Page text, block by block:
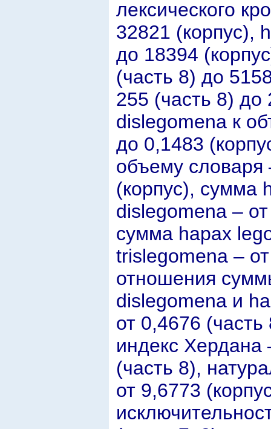
лексического
32821 (корпус),
до 18394
(часть 8) до
255 (часть 8) до
dislegomena к
до 0,1483
объему словаря
(корпус), сумма
dislegomena –
сумма hapax
trislegomena –
отношения
dislegomena и
от 0,4676
индекс Хердана
(часть 8),
от 9,6773